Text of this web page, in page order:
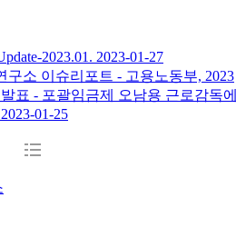
2023.01. 2023-01-27
구소 이슈리포트 - 고용노동부, 2023
표 - 포괄임금제 오남용 근로감독
2023-01-25